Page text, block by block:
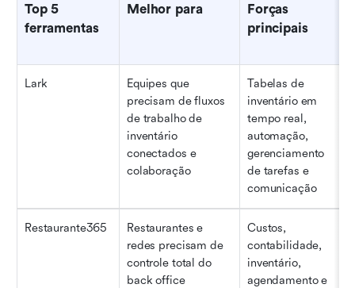
Top 5
ferramentas
Melhor para
Forças
principais
Lark
Equipes que
precisam de fluxos
de trabalho de
inventário
conectados e
colaboração
Tabelas de
inventário em
tempo real,
automação,
gerenciamento
de tarefas e
comunicação
Restaurante365
Restaurantes e
redes precisam de
controle total do
back office
Custos,
contabilidade,
inventário,
agendamento e